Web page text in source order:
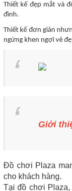
Thiết kế đẹp mắt và
đình.
Thiết kế đơn giản
ngừng khen ngợi vẻ
Giới
Đồ chơi Plaza
cho khách hàng.
Tại đồ chơi